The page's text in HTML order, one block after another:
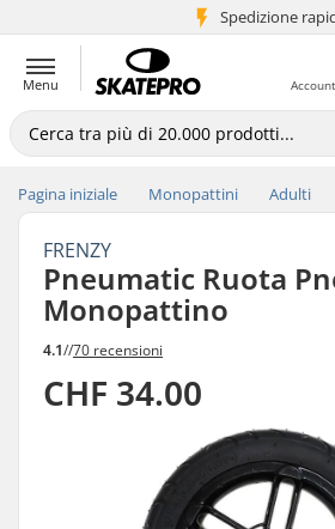
Spedizione
+5 mln di
Menu Account
Pagina iniziale Monopattini Adulti
FRENZY
Pneumatic Ruota
Monopattino
4.1//70 recensioni
CHF 34.00